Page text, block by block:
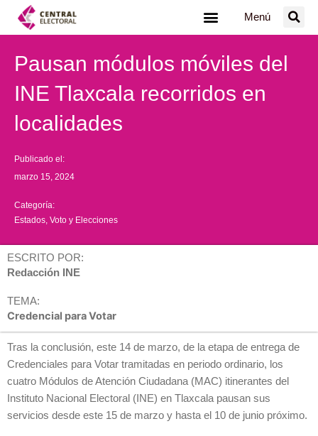
Menú
Pausan módulos móviles del
INE Tlaxcala recorridos en
localidades
Publicado el:
marzo 15, 2024
Categoría:
Estados Voto y Elecciones
ESCRITO POR:
Redacción INE
TEMA:
Credencial para Votar
Tras la conclusión, este 14 de marzo, de la etapa de entrega de
Credenciales para Votar tramitadas en periodo ordinario, los
cuatro Módulos de Atención Ciudadana (MAC) itinerantes del
Instituto Nacional Electoral (INE) en Tlaxcala pausan sus
servicios desde este 15 de marzo y hasta el 10 de junio próximo.